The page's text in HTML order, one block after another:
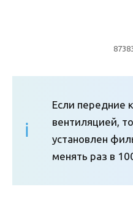
Если передние
вентиляцией,
установлен
менять раз в